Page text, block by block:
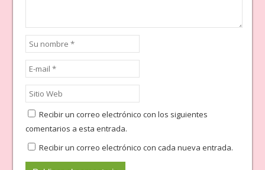
Recibir un correo electrónico con los siguientes
comentarios a esta entrada.
Recibir un correo electrónico con cada nueva entrada.